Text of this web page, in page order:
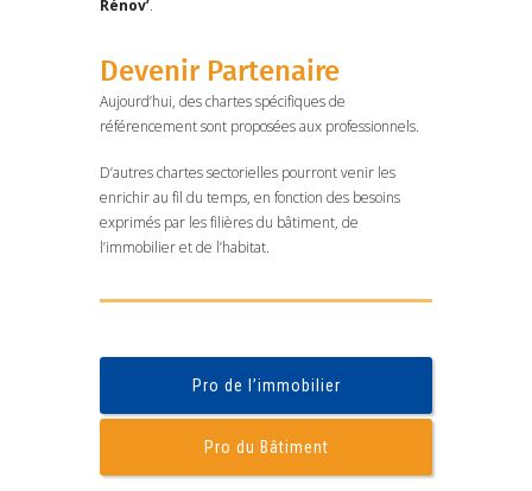
Rénov’.
Devenir Partenaire
Aujourd’hui, des chartes spécifiques de
référencement sont proposées aux professionnels.
D’autres chartes sectorielles pourront venir les
enrichir au fil du temps, en fonction des besoins
exprimés par les filières du bâtiment, de
l’immobilier et de l’habitat.
Pro de l’immobilier
Pro du Bâtiment